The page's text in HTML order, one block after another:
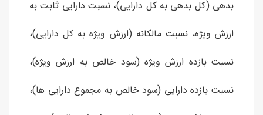
بدهی (کل بدهی به کل دارایی)، نسبت دارایی ثابت به
ارزش ویژه، نسبت مالکانه (ارزش ویژه به کل دارایی)،
نسبت بازده ارزش ویژه (سود خالص به ارزش ویژه)،
نسبت بازده دارایی (سود خالص به مجموع دارایی ها)،